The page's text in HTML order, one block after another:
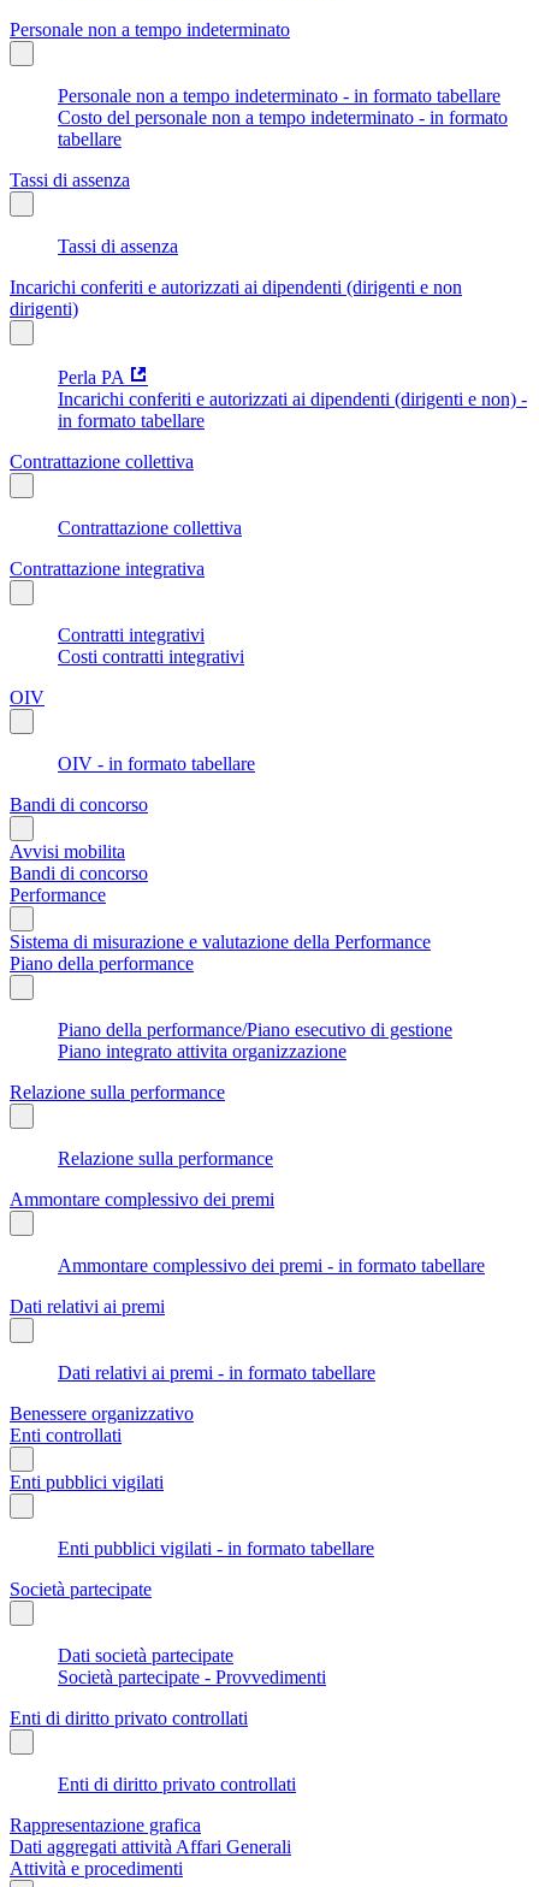
Personale non a tempo indeterminato
Personale non a tempo indeterminato - in formato tabellare
Costo del personale non a tempo indeterminato - in formato
tabellare
Tassi di assenza
Tassi di assenza
Incarichi conferiti e autorizzati ai dipendenti (dirigenti e non
dirigenti)
Perla PA
Incarichi conferiti e autorizzati ai dipendenti (dirigenti e non) -
in formato tabellare
Contrattazione collettiva
Contrattazione collettiva
Contrattazione integrativa
Contratti integrativi
Costi contratti integrativi
OIV
OIV - in formato tabellare
Bandi di concorso
Avvisi mobilita
Bandi di concorso
Performance
Sistema di misurazione e valutazione della Performance
Piano della performance
Piano della performance/Piano esecutivo di gestione
Piano integrato attivita organizzazione
Relazione sulla performance
Relazione sulla performance
Ammontare complessivo dei premi
Ammontare complessivo dei premi - in formato tabellare
Dati relativi ai premi
Dati relativi ai premi - in formato tabellare
Benessere organizzativo
Enti controllati
Enti pubblici vigilati
Enti pubblici vigilati - in formato tabellare
Società partecipate
Dati società partecipate
Società partecipate - Provvedimenti
Enti di diritto privato controllati
Enti di diritto privato controllati
Rappresentazione grafica
Dati aggregati attività Affari Generali
Attività e procedimenti